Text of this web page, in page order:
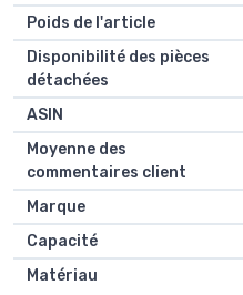
Poids de l'article
Disponibilité des pièces
détachées
ASIN
Moyenne des
commentaires client
Marque
Capacité
Matériau